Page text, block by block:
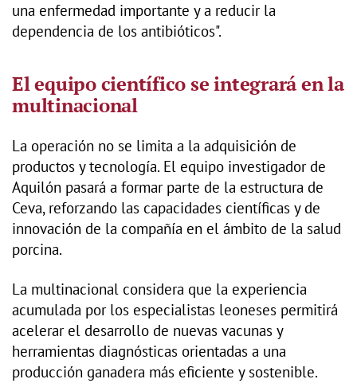
una enfermedad importante y a reducir la
dependencia de los antibióticos".
El equipo científico se integrará en la
multinacional
La operación no se limita a la adquisición de
productos y tecnología. El equipo investigador de
Aquilón pasará a formar parte de la estructura de
Ceva, reforzando las capacidades científicas y de
innovación de la compañía en el ámbito de la salud
porcina.
La multinacional considera que la experiencia
acumulada por los especialistas leoneses permitirá
acelerar el desarrollo de nuevas vacunas y
herramientas diagnósticas orientadas a una
producción ganadera más eficiente y sostenible.